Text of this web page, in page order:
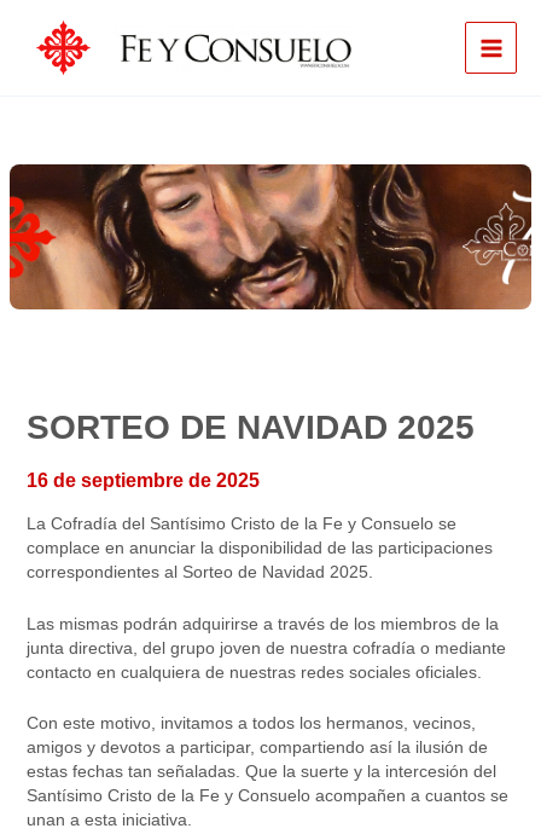
contenido
SORTEO DE NAVIDAD 2025
16 de septiembre de 2025
La Cofradía del Santísimo Cristo de la Fe y Consuelo se
complace en anunciar la disponibilidad de las participaciones
correspondientes al Sorteo de Navidad 2025.
Las mismas podrán adquirirse a través de los miembros de la
junta directiva, del grupo joven de nuestra cofradía o mediante
contacto en cualquiera de nuestras redes sociales oficiales.
Con este motivo, invitamos a todos los hermanos, vecinos,
amigos y devotos a participar, compartiendo así la ilusión de
estas fechas tan señaladas. Que la suerte y la intercesión del
Santísimo Cristo de la Fe y Consuelo acompañen a cuantos se
unan a esta iniciativa.